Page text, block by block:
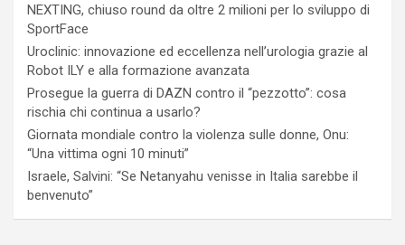
NEXTING, chiuso round da oltre 2 milioni per lo sviluppo di
SportFace
Uroclinic: innovazione ed eccellenza nell’urologia grazie al
Robot ILY e alla formazione avanzata
Prosegue la guerra di DAZN contro il “pezzotto”: cosa
rischia chi continua a usarlo?
Giornata mondiale contro la violenza sulle donne, Onu:
“Una vittima ogni 10 minuti”
Israele, Salvini: “Se Netanyahu venisse in Italia sarebbe il
benvenuto”